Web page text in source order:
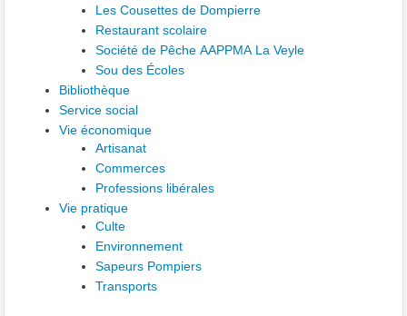
Les Cousettes de Dompierre
Restaurant scolaire
Société de Pêche AAPPMA La Veyle
Sou des Écoles
Bibliothèque
Service social
Vie économique
Artisanat
Commerces
Professions libérales
Vie pratique
Culte
Environnement
Sapeurs Pompiers
Transports